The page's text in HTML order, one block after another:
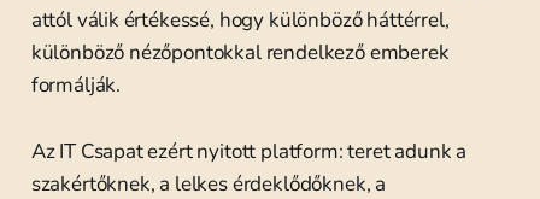
attól válik értékessé, hogy különböző háttérrel,
különböző nézőpontokkal rendelkező emberek
formálják.
Az IT Csapat ezért nyitott platform: teret adunk a
szakértőknek, a lelkes érdeklődőknek, a